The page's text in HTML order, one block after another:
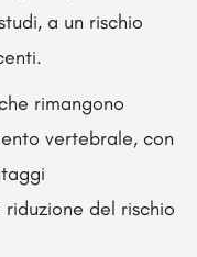
a un rischio
rimangono
vertebrale, con
del rischio